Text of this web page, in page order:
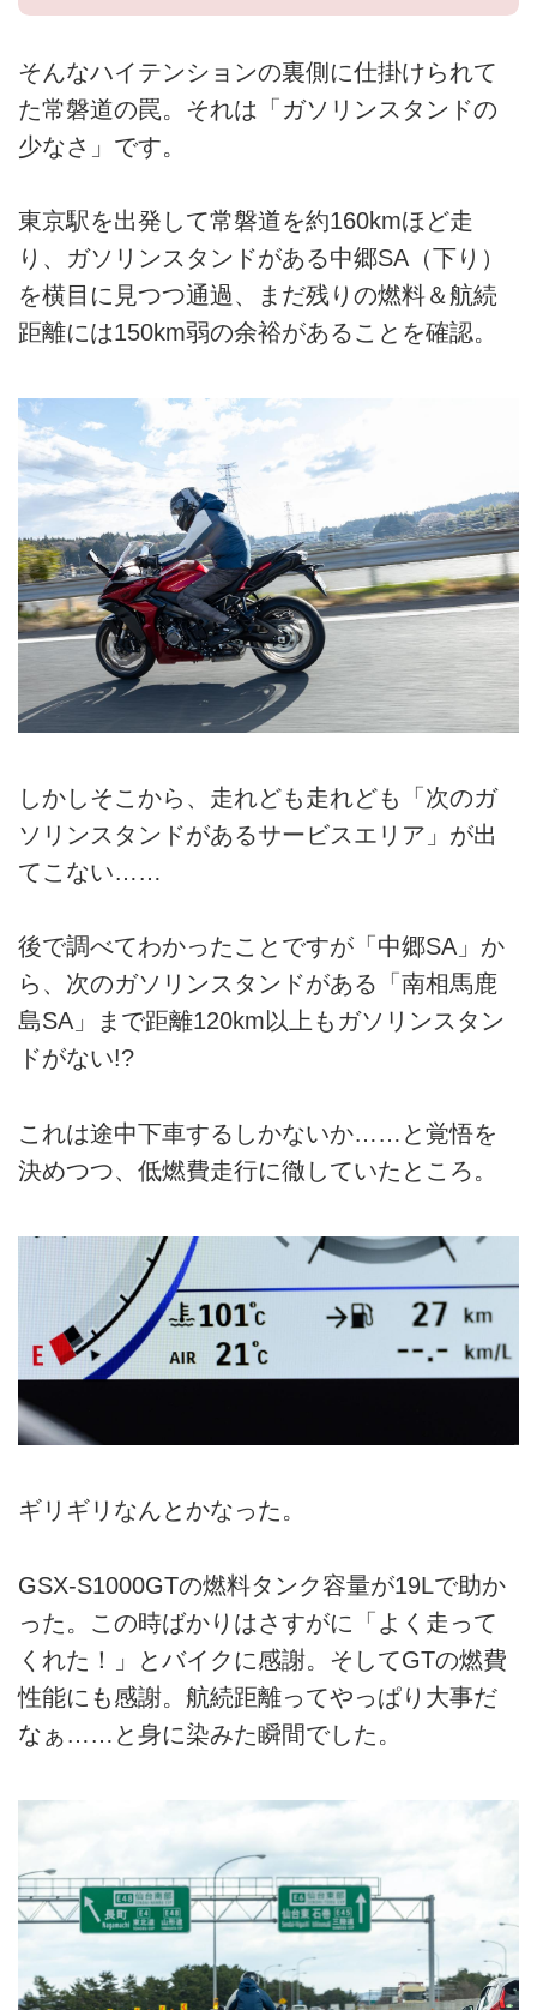
そんなハイテンションの裏側に仕掛けられて
た常磐道の罠。それは「ガソリンスタンドの
少なさ」です。
東京駅を出発して常磐道を約160kmほど走
り、ガソリンスタンドがある中郷SA（下り）
を横目に見つつ通過、まだ残りの燃料＆航続
距離には150km弱の余裕があることを確認。
しかしそこから、走れども走れども「次のガ
ソリンスタンドがあるサービスエリア」が出
てこない……
後で調べてわかったことですが「中郷SA」か
ら、次のガソリンスタンドがある「南相馬鹿
島SA」まで距離120km以上もガソリンスタン
ドがない!?
これは途中下車するしかないか……と覚悟を
決めつつ、低燃費走行に徹していたところ。
ギリギリなんとかなった。
GSX-S1000GTの燃料タンク容量が19Lで助か
った。この時ばかりはさすがに「よく走って
くれた！」とバイクに感謝。そしてGTの燃費
性能にも感謝。航続距離ってやっぱり大事だ
なぁ……と身に染みた瞬間でした。